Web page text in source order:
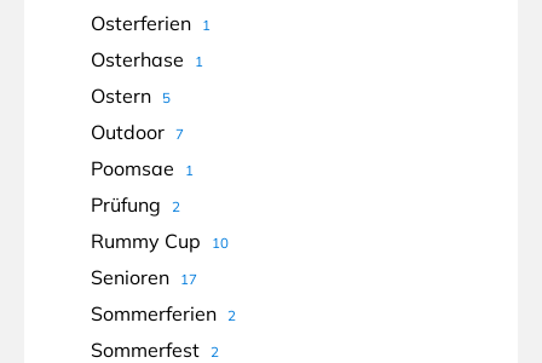
Osterferien 1
Osterhase 1
Ostern 5
Outdoor 7
Poomsae 1
Prüfung 2
Rummy Cup 10
Senioren 17
Sommerferien 2
Sommerfest 2